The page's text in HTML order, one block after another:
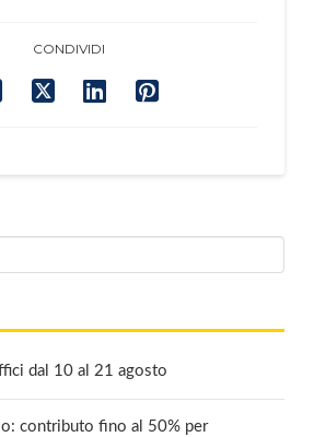
CONDIVIDI
dal 10 al 21 agosto
contributo fino al 50% per